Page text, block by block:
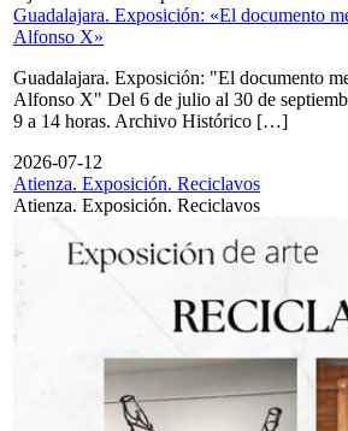
Guadalajara. Exposición: «El documento
Alfonso X»
Guadalajara. Exposición: "El documento
Alfonso X" Del 6 de julio al 30 de
9 a 14 horas. Archivo Histórico […]
2026-07-12
Atienza. Exposición. Reciclavos
Atienza. Exposición. Reciclavos